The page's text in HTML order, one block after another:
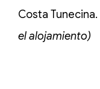
Costa Tunecina.
el alojamiento)